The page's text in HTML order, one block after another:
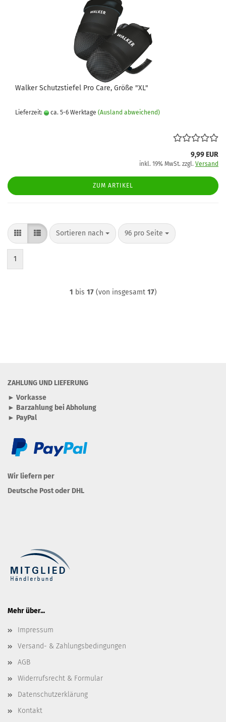
Walker Schutzstiefel Pro Care, Größe "XL"
Lieferzeit: ca. 5-6 Werktage (Ausland abweichend)
9,99 EUR
inkl. 19% MwSt. zzgl. Versand
ZUM ARTIKEL
Sortieren nach
Sortieren nach 96 pro Seite
pro Seite
1
1 bis 17(von insgesamt 17)
ZAHLUNG UND LIEFERUNG
► Vorkasse
► Barzahlung bei Abholung
► PayPal
Wir liefern per
Deutsche Post oder DHL
Mehr über...
Impressum
Versand- & Zahlungsbedingungen
AGB
Widerrufsrecht & Formular
Datenschutzerklärung
Kontakt